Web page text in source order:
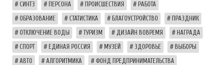
СИНТЗ ПЕРСОНА ПРОИСШЕСТВИЯ РАБОТА
ОБРАЗОВАНИЕ СТАТИСТИКА БЛАГОУСТРОЙСТВО ПРАЗДНИК
ОТКЛЮЧЕНИЕ ВОДЫ ТУРИЗМ ДИЗАЙН ВОВРЕМЯ НАГРАДА
СПОРТ ЕДИНАЯ РОССИЯ МУЗЕЙ ЗДОРОВЬЕ ВЫБОРЫ
АВТО АЛГОРИТМИКА ФОНД ПРЕДПРИНИМАТЕЛЬСТВА